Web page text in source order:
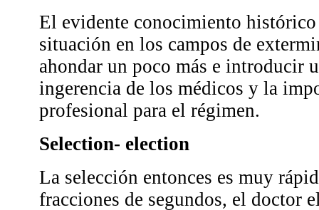
El evidente conocimiento
situación en los campos de
ahondar un poco más e introducir
ingerencia de los médicos y la
profesional para el régimen.
Selection- election
La selección entonces es muy
fracciones de segundos, el doctor